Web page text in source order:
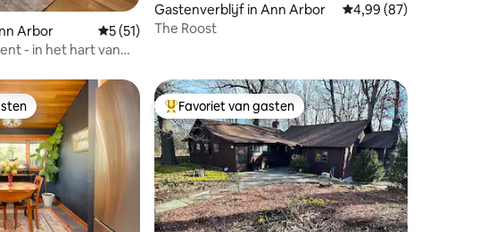
uit 5, 121 recensies
Arbor Gemiddelde beoordeling van 5 uit 5, 51 recensies
5 (51)
- in het hart van
Gastenverblijf in Ann Arbor Gemiddelde
4,99 (87)
The Roost
Topfavoriet van gasten
Favoriet van gasten